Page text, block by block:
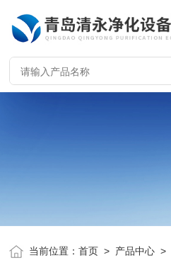
当前位置：首页 > 产品中心